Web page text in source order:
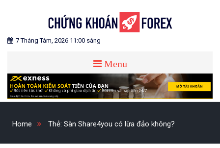
CHỨNG KHOÁN FOREX
Blog chia sẻ về Chứng Khoán và Forex
7 Tháng Tám, 2026 11:00 sáng
Menu
Home Thẻ: Sàn Share4you có lừa đảo không?